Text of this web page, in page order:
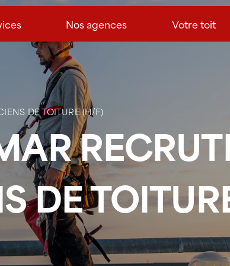
Nos agences Votre toit
DE TOITURE (H/F)
DE